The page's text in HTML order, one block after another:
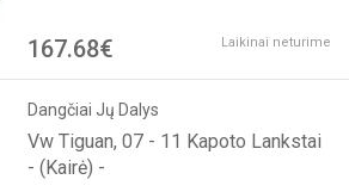
167.68€ Laikinai neturime
Dangčiai Jų Dalys
Vw Tiguan, 07 - 11 Kapoto Lankstai
- (Kairė) -